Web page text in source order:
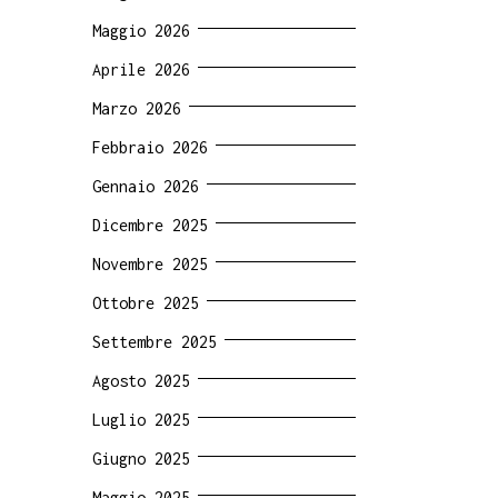
Maggio 2026
Aprile 2026
Marzo 2026
Febbraio 2026
Gennaio 2026
Dicembre 2025
Novembre 2025
Ottobre 2025
Settembre 2025
Agosto 2025
Luglio 2025
Giugno 2025